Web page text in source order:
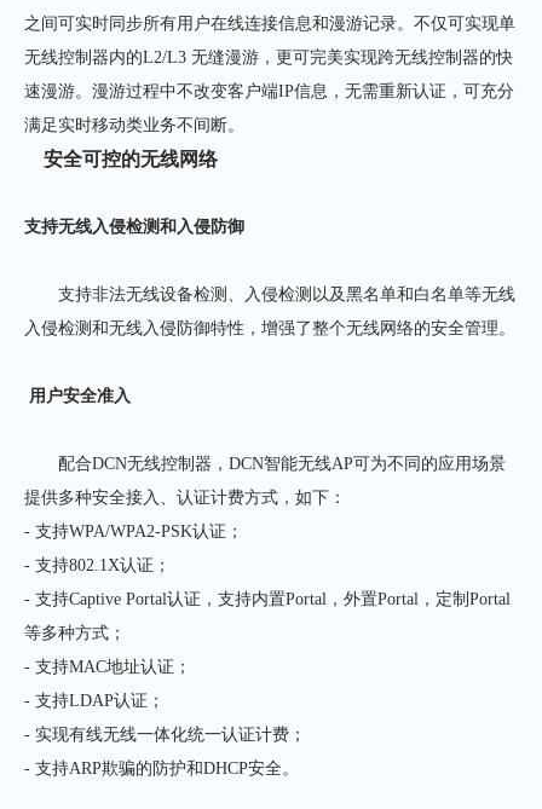
之间可实时同步所有用户在线连接信息和漫游记录。不仅可实现单
无线控制器内的L2/L3 无缝漫游，更可完美实现跨无线控制器的快
速漫游。漫游过程中不改变客户端IP信息，无需重新认证，可充分
满足实时移动类业务不间断。
安全可控的无线网络
支持无线入侵检测和入侵防御
支持非法无线设备检测、入侵检测以及黑名单和白名单等无线
入侵检测和无线入侵防御特性，增强了整个无线网络的安全管理。
用户安全准入
配合DCN无线控制器，DCN智能无线AP可为不同的应用场景
提供多种安全接入、认证计费方式，如下：
- 支持WPA/WPA2-PSK认证；
- 支持802.1X认证；
- 支持Captive Portal认证，支持内置Portal，外置Portal，定制Portal
等多种方式；
- 支持MAC地址认证；
- 支持LDAP认证；
- 实现有线无线一体化统一认证计费；
- 支持ARP欺骗的防护和DHCP安全。